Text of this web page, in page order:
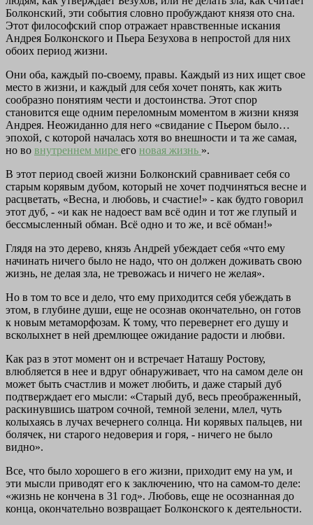
Болконский, эти события словно пробуждают князя ото сна.
Этот философский спор отражает нравственные искания
Андрея Болконского и Пьера Безухова в непростой для них
обоих период жизни.
Они оба, каждый по-своему, правы. Каждый из них ищет свое
место в жизни, и каждый для себя хочет понять, как жить
сообразно понятиям чести и достоинства. Этот спор
становится еще одним переломным моментом в жизни князя
Андрея. Неожиданно для него «свидание с Пьером было…
эпохой, с которой началась хотя во внешности и та же самая,
но во внутреннем мире его новая жизнь ».
В этот период своей жизни Болконский сравнивает себя со
старым корявым дубом, который не хочет подчиняться весне и
расцветать, «Весна, и любовь, и счастие!» - как будто говорил
этот дуб, - «и как не надоест вам всё один и тот же глупый и
бессмысленный обман. Всё одно и то же, и всё обман!»
Глядя на это дерево, князь Андрей убеждает себя «что ему
начинать ничего было не надо, что он должен доживать свою
жизнь, не делая зла, не тревожась и ничего не желая».
Но в том то все и дело, что ему приходится себя убеждать в
этом, в глубине души, еще не осознав окончательно, он готов
к новым метаморфозам. К тому, что перевернет его душу и
всколыхнет в ней дремлющее ожидание радости и любви.
Как раз в этот момент он и встречает Наташу Ростову,
влюбляется в нее и вдруг обнаруживает, что на самом деле он
может быть счастлив и может любить, и даже старый дуб
подтверждает его мысли: «Старый дуб, весь преображенный,
раскинувшись шатром сочной, темной зелени, млел, чуть
колыхаясь в лучах вечернего солнца. Ни корявых пальцев, ни
болячек, ни старого недоверия и горя, - ничего не было
видно».
Все, что было хорошего в его жизни, приходит ему на ум, и
эти мысли приводят его к заключению, что на самом-то деле:
«жизнь не кончена в 31 год». Любовь, еще не осознанная до
конца, окончательно возвращает Болконского к деятельности.